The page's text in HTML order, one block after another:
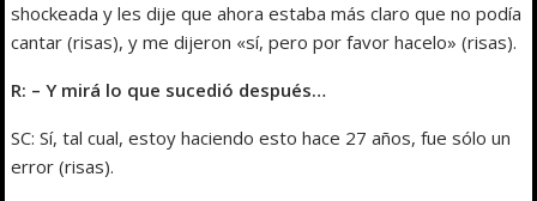
shockeada y les dije que ahora estaba más claro que no podía
cantar (risas), y me dijeron «sí, pero por favor hacelo» (risas).
R: – Y mirá lo que sucedió después…
SC: Sí, tal cual, estoy haciendo esto hace 27 años, fue sólo un
error (risas).